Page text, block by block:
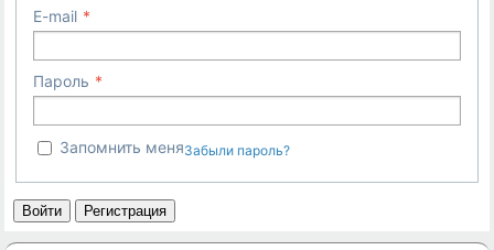
E-mail
Пароль
Запомнить меняЗабыли пароль?
Войти Регистрация